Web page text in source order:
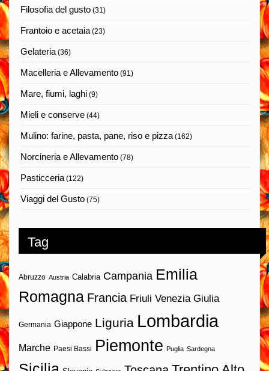
Filosofia del gusto (31)
Frantoio e acetaia(23)
Gelateria(36)
Macelleria e Allevamento (91)
Mare, fiumi, laghi (9)
Mieli e conserve (44)
Mulino: farine, pasta, pane, riso e pizza(162)
Norcineria e Allevamento (78)
Pasticceria(122)
Viaggi del Gusto (75)
Tag
Abruzzo Austria Calabria Campania Emilia
Romagna Francia Friuli Venezia Giulia
Germania Giappone Liguria Lombardia
Marche Paesi Bassi Piemonte Puglia Sardegna